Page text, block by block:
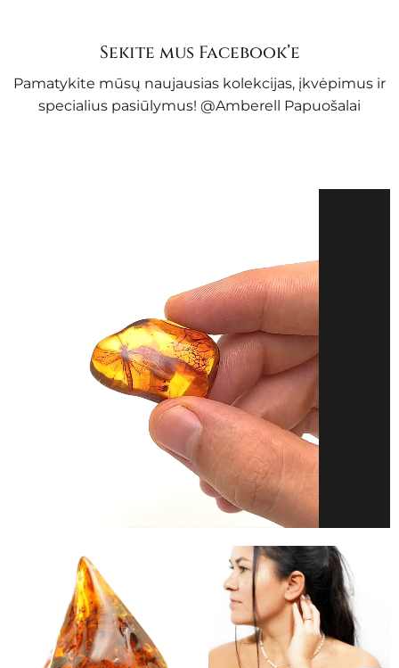
Sekite mus Facebook’e
Pamatykite mūsų naujausias kolekcijas, įkvėpimus ir
specialius pasiūlymus! @Amberell Papuošalai